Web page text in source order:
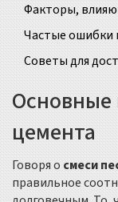
Факторы,
Частые ошибки
Советы для
Основные
цемента
Говоря о смеси
правильное